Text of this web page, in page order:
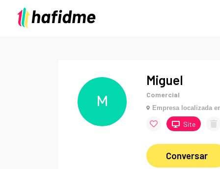
M
Miguel
Comercial
Empresa localizada
Site
Conversar